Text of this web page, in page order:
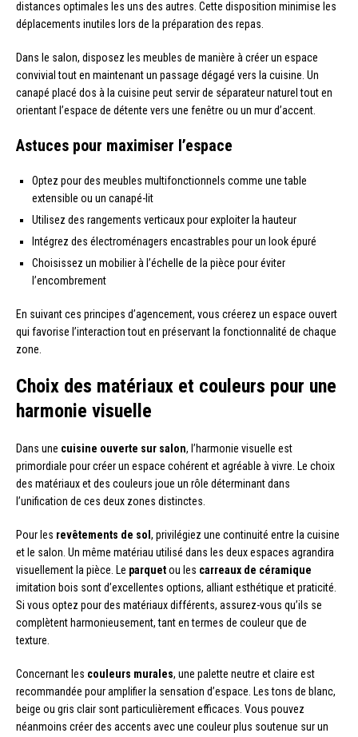
distances optimales les uns des autres. Cette disposition minimise les
déplacements inutiles lors de la préparation des repas.
Dans le salon, disposez les meubles de manière à créer un espace
convivial tout en maintenant un passage dégagé vers la cuisine. Un
canapé placé dos à la cuisine peut servir de séparateur naturel tout en
orientant l’espace de détente vers une fenêtre ou un mur d’accent.
Astuces pour maximiser l’espace
Optez pour des meubles multifonctionnels comme une table
extensible ou un canapé-lit
Utilisez des rangements verticaux pour exploiter la hauteur
Intégrez des électroménagers encastrables pour un look épuré
Choisissez un mobilier à l’échelle de la pièce pour éviter
l’encombrement
En suivant ces principes d’agencement, vous créerez un espace ouvert
qui favorise l’interaction tout en préservant la fonctionnalité de chaque
zone.
Choix des matériaux et couleurs pour une
harmonie visuelle
Dans une cuisine ouverte sur salon, l’harmonie visuelle est
primordiale pour créer un espace cohérent et agréable à vivre. Le choix
des matériaux et des couleurs joue un rôle déterminant dans
l’unification de ces deux zones distinctes.
Pour les revêtements de sol , privilégiez une continuité entre la cuisine
et le salon. Un même matériau utilisé dans les deux espaces agrandira
visuellement la pièce. Le parquetou les carreaux de céramique
imitation bois sont d’excellentes options, alliant esthétique et praticité.
Si vous optez pour des matériaux différents, assurez-vous qu’ils se
complètent harmonieusement, tant en termes de couleur que de
texture.
Concernant les couleurs murales, une palette neutre et claire est
recommandée pour amplifier la sensation d’espace. Les tons de blanc,
beige ou gris clair sont particulièrement efficaces. Vous pouvez
néanmoins créer des accents avec une couleur plus soutenue sur un